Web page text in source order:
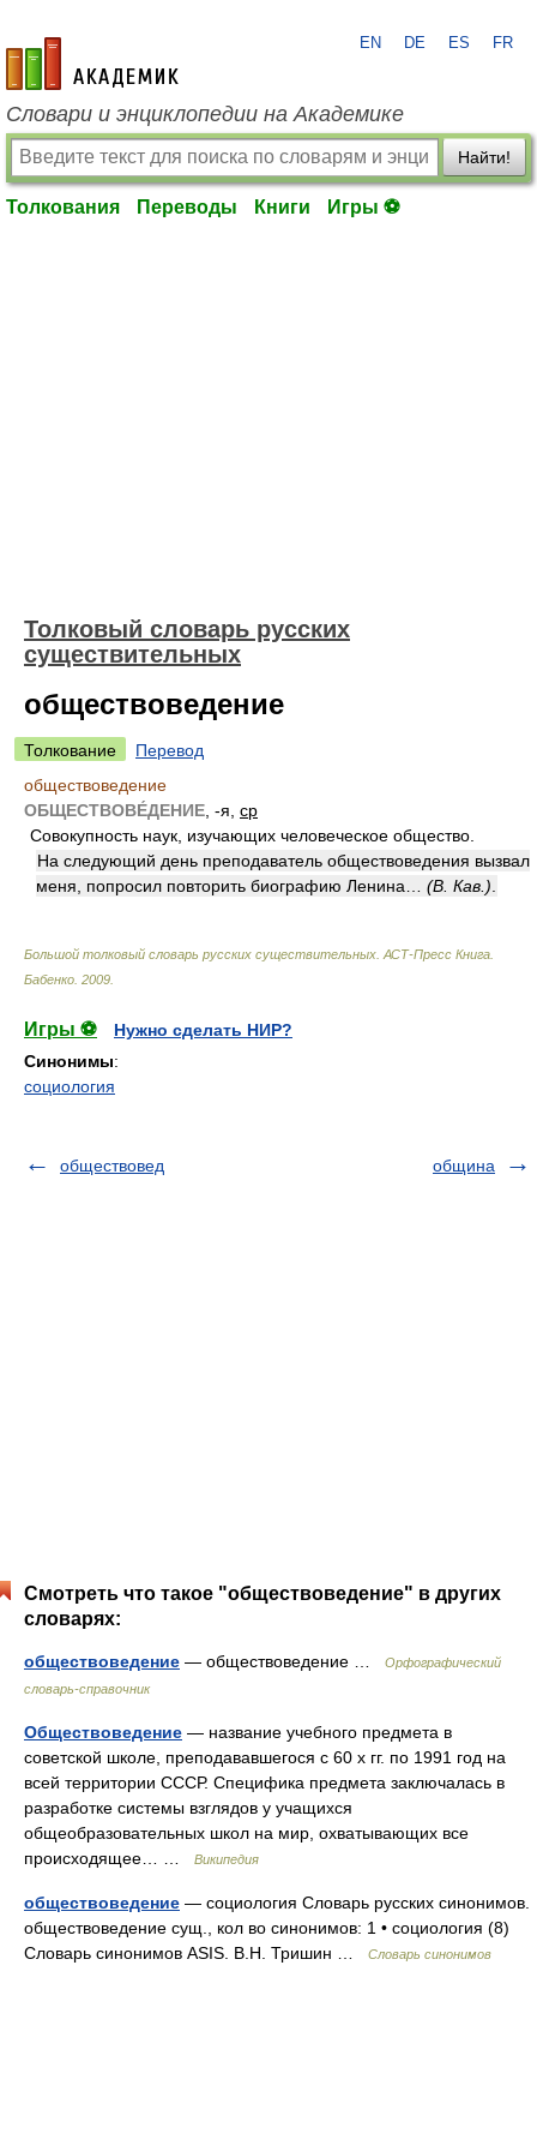
academic.ru
EN DE ES FR
Словари и энциклопедии на Академике
Найти!
Толкования Переводы Книги Игры ⚽
Толковый словарь русских
существительных
обществоведение
Толкование
Перевод
обществоведение
ОБЩЕСТВОВЕ́ДЕНИЕ , -я, ср
Совокупность наук, изучающих человеческое общество.
На следующий день преподаватель обществоведения вызвал
меня, попросил повторить биографию Ленина… (В. Кав.)
Большой толковый словарь русских существительных. АСТ-Пресс Книга
Бабенко 2009
Игры ⚽
Нужно сделать НИР?
Синонимы:
социология
обществовед община
Смотреть что такое "обществоведение" в других
словарях:
обществоведение — обществоведение …
Орфографический
словарь-справочник
Обществоведение — название учебного предмета в
советской школе, преподававшегося с 60 х гг. по 1991 год на
всей территории СССР. Специфика предмета заключалась в
разработке системы взглядов у учащихся
общеобразовательных школ на мир, охватывающих все
происходящее… …
Википедия
обществоведение — социология Словарь русских синонимов.
обществоведение сущ., кол во синонимов: 1 • социология (8)
Словарь синонимов ASIS. В.Н. Тришин …
Словарь синонимов